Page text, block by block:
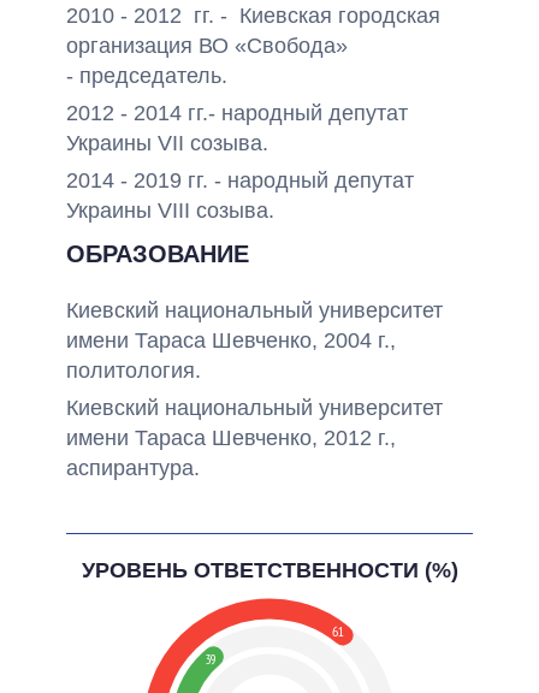
2010 - 2012 гг. - Киевская городская
организация ВО «Свобода»
- председатель.
2012 - 2014 гг.- народный депутат
Украины VIІ созыва.
2014 - 2019 гг. - народный депутат
Украины VIII созыва.
ОБРАЗОВАНИЕ
Киевский национальный университет
имени Тараса Шевченко, 2004 г.,
политология.
Киевский национальный университет
имени Тараса Шевченко, 2012 г.,
аспирантура.
УРОВЕНЬ ОТВЕТСТВЕННОСТИ (%)
61
39